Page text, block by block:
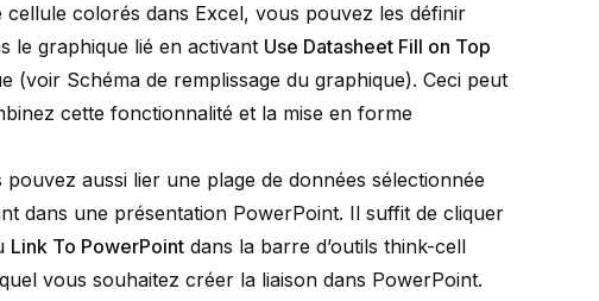
colorés dans Excel, vous pouvez les définir
le graphique lié en activant Use Datasheet Fill on Top
(voir Schéma de remplissage du graphique). Ceci peut
cette fonctionnalité et la mise en forme
aussi lier une plage de données sélectionnée
dans une présentation PowerPoint. Il suffit de cliquer
Link To PowerPoint dans la barre d’outils think-cell
vous souhaitez créer la liaison dans PowerPoint.